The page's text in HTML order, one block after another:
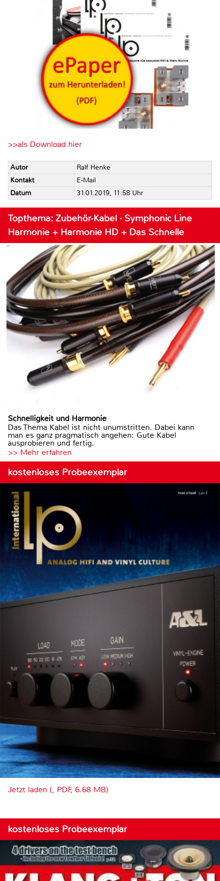
>>als Download hier
Autor
Ralf Henke
Kontakt
E-Mail
Datum
31.01.2019, 11:58 Uhr
Topthema: Zubehör-Kabel · Symphonic Line
Harmonie + Harmonie HD + Das Schnelle
Schnelligkeit und Harmonie
Das Thema Kabel ist nicht unumstritten. Dabei kann
man es ganz pragmatisch angehen: Gute Kabel
ausprobieren und fertig.
>> Mehr erfahren
kostenloses Probeexemplar
Jetzt laden (, PDF, 6.68 MB)
kostenloses Probeexemplar